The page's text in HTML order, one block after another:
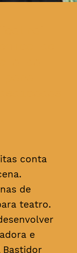
conta
de
teatro.
e